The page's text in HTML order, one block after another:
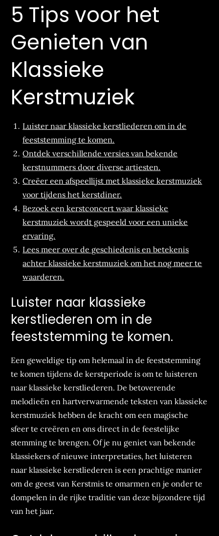
5 Tips voor het
Genieten van
Klassieke
Kerstmuziek
Luister naar klassieke kerstliederen om in de
feeststemming te komen.
Ontdek verschillende versies van bekende
kerstnummers door diverse artiesten.
Creëer een afspeellijst met klassieke kerstmuziek
voor tijdens het kerstdiner.
Bezoek een kerstconcert waar klassieke
kerstmuziek wordt gespeeld voor een unieke
ervaring.
Lees meer over de geschiedenis en betekenis
achter klassieke kerstmuziek om het nog meer te
waarderen.
Luister naar klassieke
kerstliederen om in de
feeststemming te komen.
Een geweldige tip om helemaal in de feeststemming
te komen tijdens de kerstperiode is om te luisteren
naar klassieke kerstliederen. De betoverende
melodieën en hartverwarmende teksten van klassieke
kerstmuziek hebben de kracht om een magische
sfeer te creëren en ons direct in de feestelijke
stemming te brengen. Of je nu geniet van bekende
klassiekers of nieuwe interpretaties, het luisteren
naar klassieke kerstliederen is een prachtige manier
om de geest van Kerstmis te omarmen en je onder te
dompelen in de rijke traditie van deze bijzondere tijd
van het jaar.